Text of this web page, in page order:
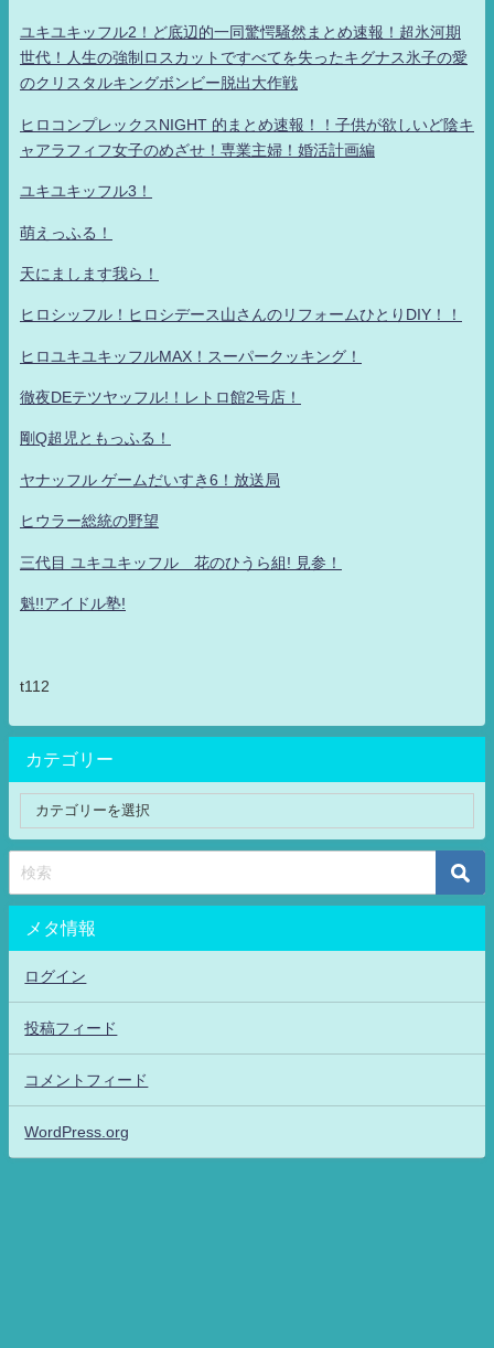
ユキユキッフル2！ど底辺的一同驚愕騒然まとめ速報！超氷河期
世代！人生の強制ロスカットですべてを失ったキグナス氷子の愛
のクリスタルキングボンビー脱出大作戦
ヒロコンプレックスNIGHT 的まとめ速報！！子供が欲しいど陰キ
ャアラフィフ女子のめざせ！専業主婦！婚活計画編
ユキユキッフル3！
萌えっふる！
天にまします我ら！
ヒロシッフル！ヒロシデース山さんのリフォームひとりDIY！！
ヒロユキユキッフルMAX！スーパークッキング！
徹夜DEテツヤッフル!！レトロ館2号店！
剛Q超児ともっふる！
ヤナッフル ゲームだいすき6！放送局
ヒウラー総統の野望
三代目 ユキユキッフル 花のひうら組! 見参！
魁!!アイドル塾!
t112
カテゴリー
メタ情報
ログイン
投稿フィード
コメントフィード
WordPress.org